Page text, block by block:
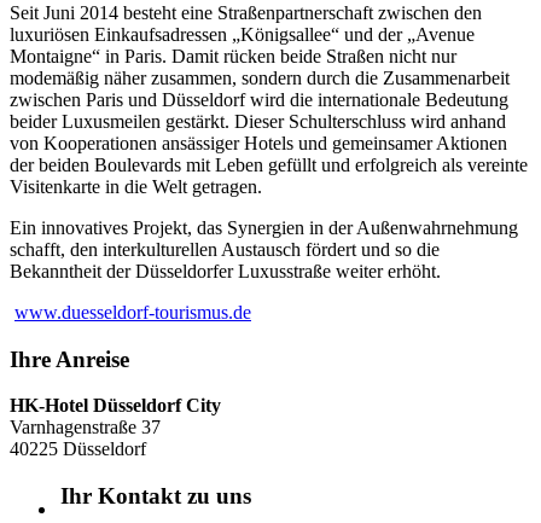
Seit Juni 2014 besteht eine Straßenpartnerschaft zwischen den
luxuriösen Einkaufsadressen „Königsallee“ und der „Avenue
Montaigne“ in Paris. Damit rücken beide Straßen nicht nur
modemäßig näher zusammen, sondern durch die Zusammenarbeit
zwischen Paris und Düsseldorf wird die internationale Bedeutung
beider Luxusmeilen gestärkt. Dieser Schulterschluss wird anhand
von Kooperationen ansässiger Hotels und gemeinsamer Aktionen
der beiden Boulevards mit Leben gefüllt und erfolgreich als vereinte
Visitenkarte in die Welt getragen.
Ein innovatives Projekt, das Synergien in der Außenwahrnehmung
schafft, den interkulturellen Austausch fördert und so die
Bekanntheit der Düsseldorfer Luxusstraße weiter erhöht.
www.duesseldorf-tourismus.de
Ihre Anreise
HK-Hotel Düsseldorf City
Varnhagenstraße 37
40225 Düsseldorf
Ihr Kontakt zu uns